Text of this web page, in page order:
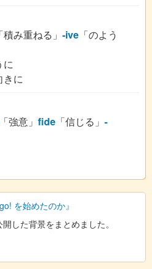
「積み重ねる」 -ive 「のよう
に
きに
「強意」 fide 「信じる」 -
を始めたのか』
した背景をまとめました。